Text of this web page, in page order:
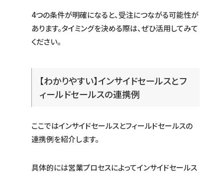
4つの条件が明確になると、受注につながる可能性が
あります。タイミングを決める際は、ぜひ活用してみて
ください。
【わかりやすい】インサイドセールスとフ
ィールドセールスの連携例
ここではインサイドセールスとフィールドセールスの
連携例を紹介します。
具体的には営業プロセスによってインサイドセールス